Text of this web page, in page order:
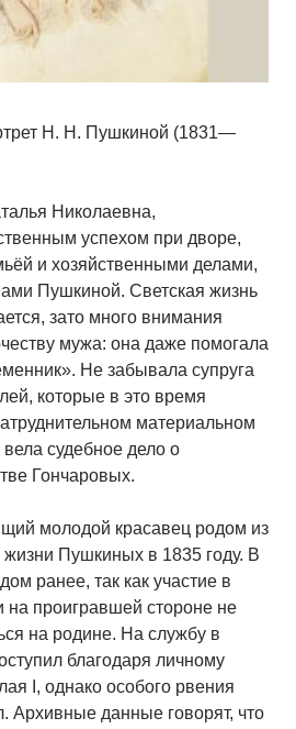
Н. Н. Пушкиной (1831—
Николаевна,
успехом при дворе,
и хозяйственными делами,
Пушкиной. Светская жизнь
зато много внимания
мужа: она даже помогала
Не забывала супруга
которые в это время
материальном
судебное дело о
Гончаровых.
молодой красавец родом из
Пушкиных в 1835 году. В
ранее, так как участие в
проигравшей стороне не
на родине. На службу в
благодаря личному
I, однако особого рвения
Архивные данные говорят, что